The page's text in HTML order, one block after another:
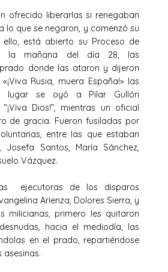
ofrecido liberarlas si renegaban
lo que se negaron, y comenzó su
está abierto su Proceso de
la mañana del día 28, las
donde las ataron y dijeron
Rusia, muera España!» las
lugar se oyó a Pilar Gullón
Dios!”, mientras un oficial
de gracia. Fueron fusiladas por
entre las que estaban
Josefa Santos, María Sánchez,
Vázquez.
ejecutoras de los disparos
Arienza, Dolores Sierra, y
milicianas, primero les quitaron
hacia el mediodía, las
en el prado, repartiéndose
asesinas.